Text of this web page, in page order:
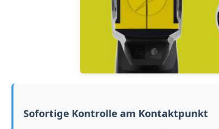
Sofortige Kontrolle am Kontaktpunkt